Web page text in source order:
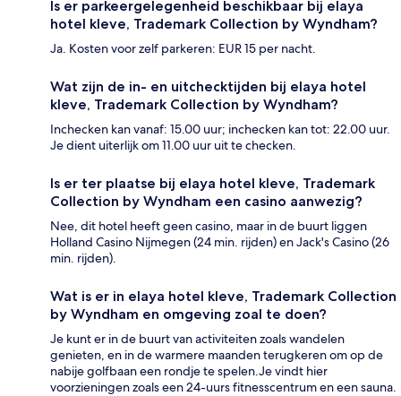
Is er parkeergelegenheid beschikbaar bij elaya
hotel kleve, Trademark Collection by Wyndham?
Ja. Kosten voor zelf parkeren: EUR 15 per nacht.
Wat zijn de in- en uitchecktijden bij elaya hotel
kleve, Trademark Collection by Wyndham?
Inchecken kan vanaf: 15.00 uur; inchecken kan tot: 22.00 uur.
Je dient uiterlijk om 11.00 uur uit te checken.
Is er ter plaatse bij elaya hotel kleve, Trademark
Collection by Wyndham een casino aanwezig?
Nee, dit hotel heeft geen casino, maar in de buurt liggen
Holland Casino Nijmegen (24 min. rijden) en Jack's Casino (26
min. rijden).
Wat is er in elaya hotel kleve, Trademark Collection
by Wyndham en omgeving zoal te doen?
Je kunt er in de buurt van activiteiten zoals wandelen
genieten, en in de warmere maanden terugkeren om op de
nabije golfbaan een rondje te spelen.Je vindt hier
voorzieningen zoals een 24-uurs fitnesscentrum en een sauna.